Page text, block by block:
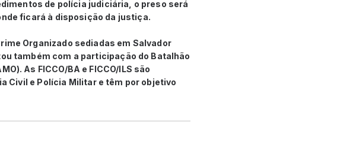
de polícia judiciária, o preso será
ficará à disposição da justiça.
Organizado sediadas em Salvador
também com a participação do Batalhão
As FICCO/BA e FICCO/ILS são
Civil e Polícia Militar e têm por objetivo